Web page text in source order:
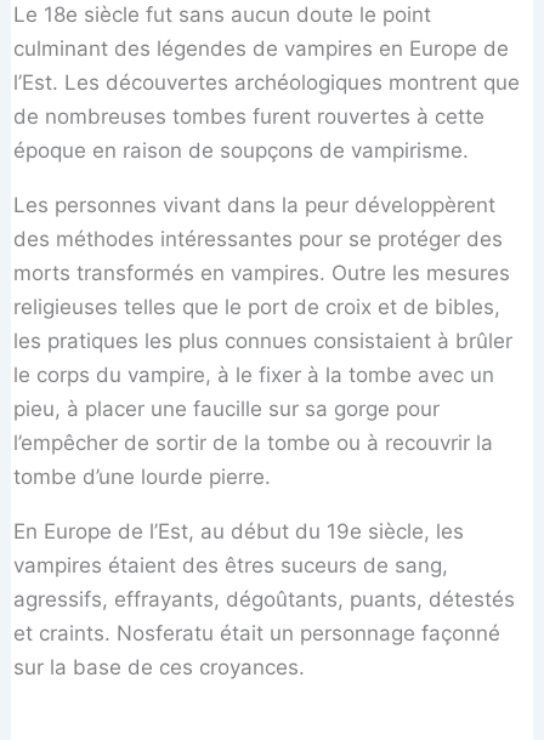
Le 18e siècle fut sans aucun doute le point
culminant des légendes de vampires en Europe de
l’Est. Les découvertes archéologiques montrent que
de nombreuses tombes furent rouvertes à cette
époque en raison de soupçons de vampirisme.
Les personnes vivant dans la peur développèrent
des méthodes intéressantes pour se protéger des
morts transformés en vampires. Outre les mesures
religieuses telles que le port de croix et de bibles,
les pratiques les plus connues consistaient à brûler
le corps du vampire, à le fixer à la tombe avec un
pieu, à placer une faucille sur sa gorge pour
l’empêcher de sortir de la tombe ou à recouvrir la
tombe d’une lourde pierre.
En Europe de l’Est, au début du 19e siècle, les
vampires étaient des êtres suceurs de sang,
agressifs, effrayants, dégoûtants, puants, détestés
et craints. Nosferatu était un personnage façonné
sur la base de ces croyances.